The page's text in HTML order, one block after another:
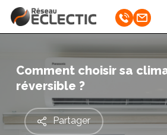
Skip
Comment choisir sa
réversible ?
Partager